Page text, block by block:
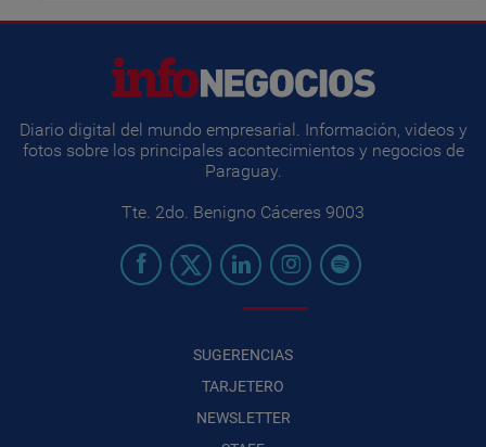
Diario digital del mundo empresarial. Información, videos y
fotos sobre los principales acontecimientos y negocios de
Paraguay.
Tte. 2do. Benigno Cáceres 9003
SUGERENCIAS
TARJETERO
NEWSLETTER